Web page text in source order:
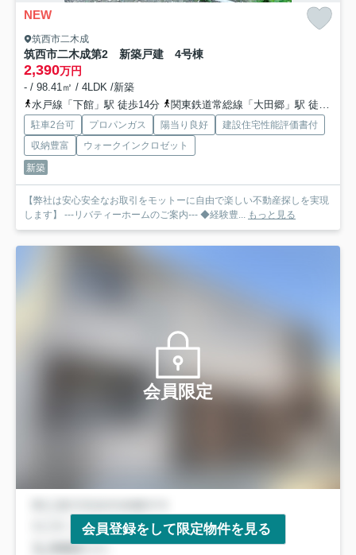
NEW
筑西市二木成
筑西市二木成第2 新築戸建 4号棟
2,390万円
- / 98.41㎡ / 4LDK /新築
水戸線「下館」駅 徒歩14分
関東鉄道常総線「大田郷」駅 徒歩34分
駐車2台可 プロパンガス 陽当り良好
建設住宅性能評価書付
収納豊富
ウォークインクロゼット
新築
【弊社は安心安全なお取引をモットーに自由で楽しい不動産探しを実現
します】 ---リバティーホームのご案内--- ◆経験豊... もっと見る
会員限定
会員登録をして限定物件を見る